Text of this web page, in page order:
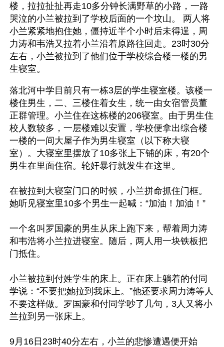
楼，拉拉扯扯再走10多分钟长满野草的小路，一路
哭泣的小兰被拉到了学校后面的一个坟山。 两人将
小兰紧紧地抱住她，僵持近半个小时后未得逞，周
力涛和韦浩又拉着小兰沿着原路往回走。23时30分
左右，小兰被拉到了他们位于学校综合楼一楼的男
生寝室。
落北河中学目前只有一栋3层的学生寝室楼。该楼一
楼住男生，二、三楼住着女生，统一由女宿管员董
正群管理。小兰住在这栋楼的206寝室。由于男生住
校人数较多，一层楼难以安置，学校便拿出综合楼
一楼的一间大屋子作为男生寝室（以下称大寝
室）。大寝室里摆放了10多张上下铺的床，有20个
男生在里面住宿。轮奸暴行就发生在这里。
在被拉到大寝室门口的时候，小兰拼命抓住门框。
她听见寝室里10多个男生一起喊：“加油！加油！”
一个名叫罗国豪的男生从床上跑下来，帮着周力涛
和韦浩将小兰拉进寝室。随后，两人用一块铁板把
门抵住。
小兰被拉到付姓学生的床上。正在床上躺着的付同
学说：“不要把她拉到我床上。”他还要求周力涛等人
不要这样做。罗国豪和付同学吵了几句，3人又将小
兰拉到另一张床上。
9月16日23时40分左右，小兰的悲惨遭遇便开始